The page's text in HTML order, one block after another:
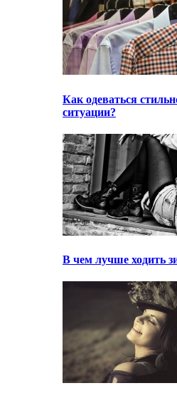
Как одеваться
ситуации?
В чем лучше ходить